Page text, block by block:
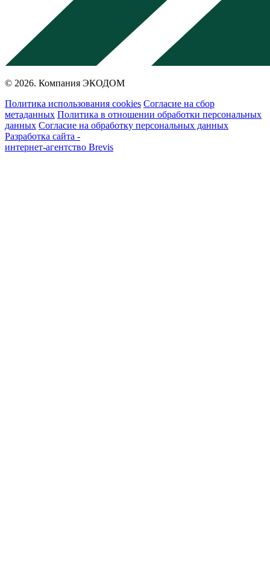
© 2026. Компания ЭКОДОМ
Политика использования cookies Согласие на сбор
метаданных Политика в отношении обработки персональных
данных Согласие на обработку персональных данных
Разработка сайта -
интернет-агентство Brevis